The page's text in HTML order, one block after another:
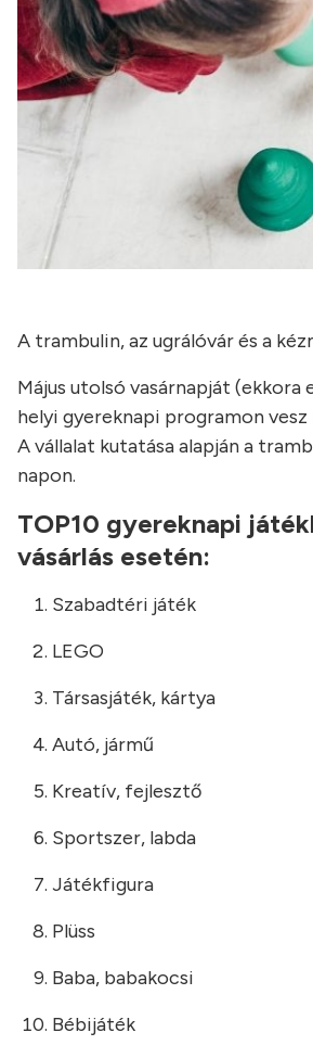
A trambulin, az ugrálóvár és a
Május utolsó vasárnapját (ekkora
helyi gyereknapi programon
A vállalat kutatása alapján a
napon.
TOP10 gyereknapi
vásárlás esetén:
Szabadtéri játék
LEGO
Társasjáték, kártya
Autó, jármű
Kreatív, fejlesztő
Sportszer, labda
Játékfigura
Plüss
Baba, babakocsi
Bébijáték